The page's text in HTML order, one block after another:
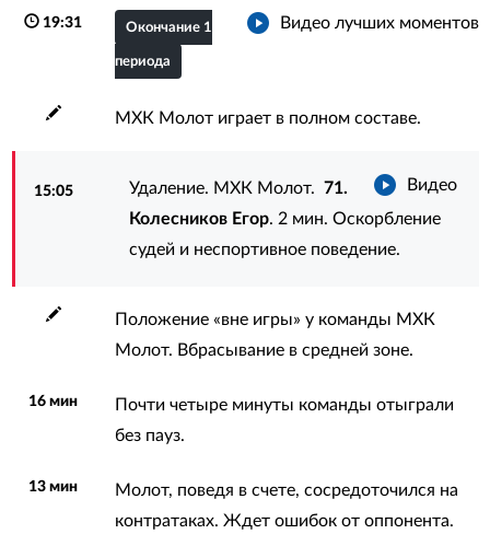
19:31 Видео лучших моментов
Окончание 1
периода
МХК Молот играет в полном составе.
15:05 Видео
Удаление. МХК Молот.71.
Колесников Егор. 2 мин. Оскорбление
судей и неспортивное поведение.
Положение «вне игры» у команды МХК
Молот. Вбрасывание в средней зоне.
16 мин
Почти четыре минуты команды отыграли
без пауз.
13 мин
Молот, поведя в счете, сосредоточился на
контратаках. Ждет ошибок от оппонента.